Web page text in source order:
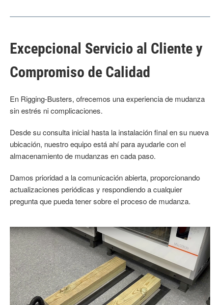
Excepcional Servicio al Cliente y
Compromiso de Calidad
En Rigging-Busters, ofrecemos una experiencia de mudanza
sin estrés ni complicaciones.
Desde su consulta inicial hasta la instalación final en su nueva
ubicación, nuestro equipo está ahí para ayudarle con el
almacenamiento de mudanzas en cada paso.
Damos prioridad a la comunicación abierta, proporcionando
actualizaciones periódicas y respondiendo a cualquier
pregunta que pueda tener sobre el proceso de mudanza.